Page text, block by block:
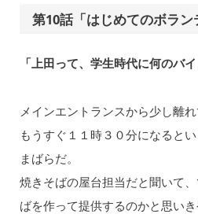
第10話「はじめてのボラン
「上⽥って、学生時代に何のバ
メインエントランスから少し離
もうすぐ１１時３０分になると
まばらだ。
焼きそばの屋台担当だと聞いて
ばを作って提供するのかと思い